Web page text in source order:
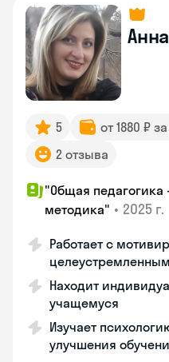
Анна
5 от 1880 ₽
2 отзыва
"Общая педагогика
методика" • 2025 г.
Работает с
Находит
учащемуся
Изучает
улучшения